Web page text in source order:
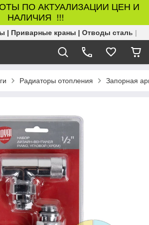
ПО АКТУАЛИЗАЦИИ ЦЕН И
НАЛИЧИЯ !!!
| Приварные краны | Отводы сталь |
Радиаторы отопления Запорная